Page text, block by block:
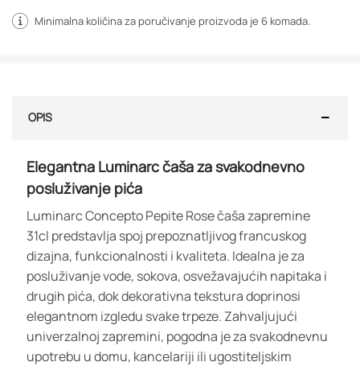
Minimalna količina za poručivanje proizvoda je 6 komada
OPIS
Elegantna Luminarc čaša za svakodnevno
posluživanje pića
Luminarc Concepto Pepite Rose čaša zapremine
31cl predstavlja spoj prepoznatljivog francuskog
dizajna, funkcionalnosti i kvaliteta. Idealna je za
posluživanje vode, sokova, osvežavajućih napitaka i
drugih pića, dok dekorativna tekstura doprinosi
elegantnom izgledu svake trpeze. Zahvaljujući
univerzalnoj zapremini, pogodna je za svakodnevnu
upotrebu u domu, kancelariji ili ugostiteljskim